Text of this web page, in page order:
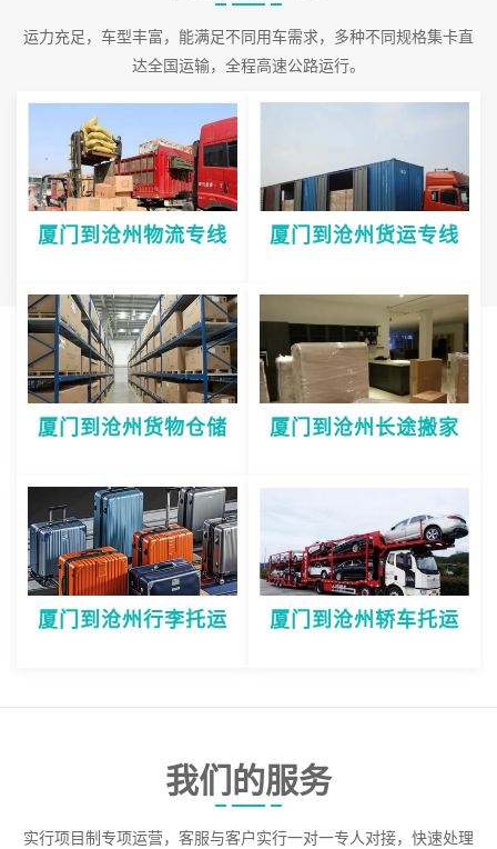
运力充足，车型丰富，能满足不同用车需求，多种不同规格集卡直
达全国运输，全程高速公路运行。
厦门到沧州物流专线 厦门到沧州货运专线
厦门到沧州货物仓储 厦门到沧州长途搬家
厦门到沧州行李托运 厦门到沧州轿车托运
我们的服务
实行项目制专项运营，客服与客户实行一对一专人对接，快速处理